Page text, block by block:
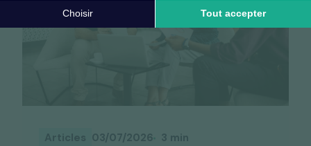
Articles 03/07/2026 3 min